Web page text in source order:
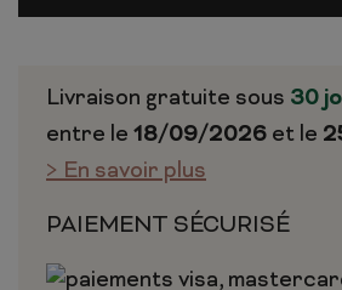
Livraison gratuite sous 30
entre le 18/09/2026 et le
> En savoir plus
PAIEMENT SÉCURISÉ